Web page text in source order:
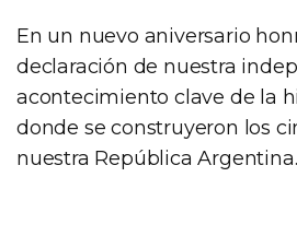
En un nuevo aniversario
declaración de nuestra
acontecimiento clave de la
donde se construyeron los
nuestra República Argentina.